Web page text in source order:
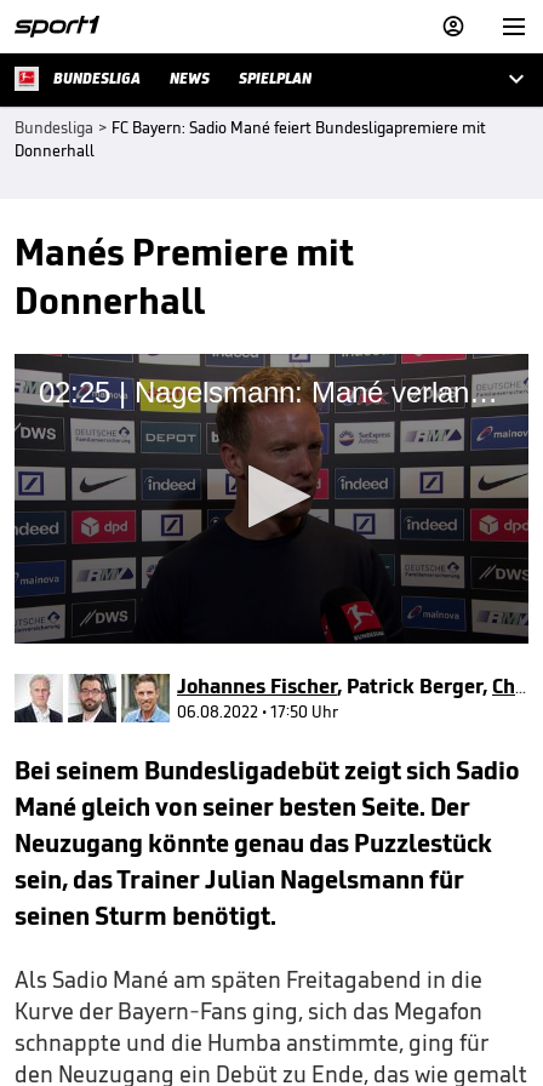


BUNDESLIGA NEWS SPIELPLAN 
Bundesliga > FC Bayern: Sadio Mané feiert Bundesligapremiere mit
Donnerhall
Manés Premiere mit
Donnerhall
02:25 | Nagelsmann: Mané verlangt von Spielern mehr Einsatz
seconds
2
minutes,
seconds
Johannes Fischer, Patrick Berger,Christopher Michel
06.08.2022 • 17:50 Uhr
Bei seinem Bundesligadebüt zeigt sich Sadio
Mané gleich von seiner besten Seite. Der
Neuzugang könnte genau das Puzzlestück
sein, das Trainer Julian Nagelsmann für
seinen Sturm benötigt.
Als Sadio Mané am späten Freitagabend in die
Kurve der Bayern-Fans ging, sich das Megafon
schnappte und die Humba anstimmte, ging für
den Neuzugang ein Debüt zu Ende, das wie gemalt